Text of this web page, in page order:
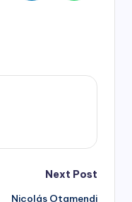
Next Post
Nicolás Otamendi